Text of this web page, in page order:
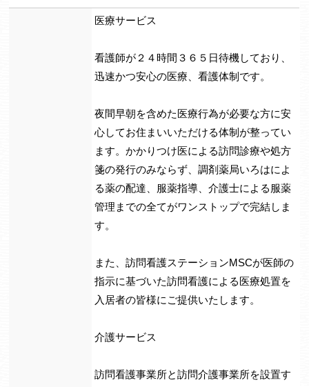
医療サービス
看護師が２４時間３６５日待機しており、
迅速かつ安心の医療、看護体制です。
夜間早朝を含めた医療行為が必要な方に安
心してお住まいいただける体制が整ってい
ます。かかりつけ医による訪問診療や処方
箋の発行のみならず、調剤薬局いろはによ
る薬の配達、服薬指導、介護士による服薬
管理までの全てがワンストップで完結しま
す。
また、訪問看護ステーションMSCが医師の
指示に基づいた訪問看護による医療処置を
入居者の皆様にご提供いたします。
介護サービス
訪問看護事業所と訪問介護事業所を設置す